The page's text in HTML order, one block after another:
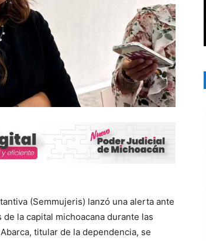
(Semmujeris) lanzó una alerta ante
la capital michoacana durante las
titular de la dependencia, se